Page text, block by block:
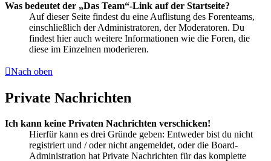
Was bedeutet der „Das Team“-Link auf der Startseite?
Auf dieser Seite findest du eine Auflistung des Forenteams,
einschließlich der Administratoren, der Moderatoren. Du
findest hier auch weitere Informationen wie die Foren, die
diese im Einzelnen moderieren.
Nach oben
Private Nachrichten
Ich kann keine Privaten Nachrichten verschicken!
Hierfür kann es drei Gründe geben: Entweder bist du nicht
registriert und / oder nicht angemeldet, oder die Board-
Administration hat Private Nachrichten für das komplette